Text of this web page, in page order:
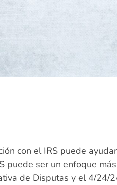
con el IRS puede
puede ser un enfoque
de Disputas y el 4/24/